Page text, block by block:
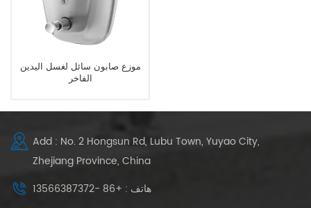
موزع صابون سائل لغسل اليدين
الفاخر
Add : No. 2 Hongsun Rd, Lubu Town, Yuyao City,
Zhejiang Province, China
هاتف : +86 -13566387372